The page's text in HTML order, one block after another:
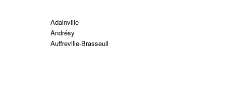
Adainville
Andrésy
Auffreville-Brasseuil